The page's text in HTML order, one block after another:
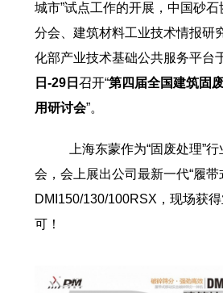
城市”试点工作的开展，中国砂石
分会、建筑材料工业技术情报研
化部产业技术基础公共服务平台
日-29日 召开“第四届全国建筑固
用研讨会”。
上海东蒙作为“固废处理”
会，会上展出公司最新一代“履带
DMI150/130/100RSX，现场获
可！